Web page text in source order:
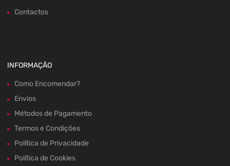
Contactos
INFORMAÇÃO
Como Encomendar?
Envios
Métodos de Pagamento
Termos e Condições
Política de Privacidade
Política de Cookies